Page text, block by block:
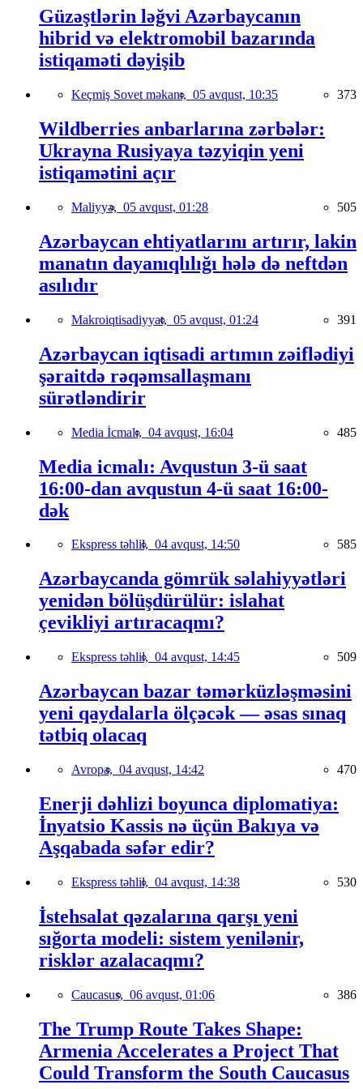
Güzəştlərin ləğvi Azərbaycanın
hibrid və elektromobil bazarında
istiqaməti dəyişib
Keçmiş Sovet məkanı, 05 avqust, 10:35 373
Wildberries anbarlarına zərbələr:
Ukrayna Rusiyaya təzyiqin yeni
istiqamətini açır
Maliyyə, 05 avqust, 01:28 505
Azərbaycan ehtiyatlarını artırır, lakin
manatın dayanıqlılığı hələ də neftdən
asılıdır
Makroiqtisadiyyat, 05 avqust, 01:24 391
Azərbaycan iqtisadi artımın zəiflədiyi
şəraitdə rəqəmsallaşmanı
sürətləndirir
Media İcmalı, 04 avqust, 16:04 485
Media icmalı: Avqustun 3-ü saat
16:00-dan avqustun 4-ü saat 16:00-
dək
Ekspress təhlil, 04 avqust, 14:50 585
Azərbaycanda gömrük səlahiyyətləri
yenidən bölüşdürülür: islahat
çevikliyi artıracaqmı?
Ekspress təhlil, 04 avqust, 14:45 509
Azərbaycan bazar təmərküzləşməsini
yeni qaydalarla ölçəcək — əsas sınaq
tətbiq olacaq
Avropa, 04 avqust, 14:42 470
Enerji dəhlizi boyunca diplomatiya:
İnyatsio Kassis nə üçün Bakıya və
Aşqabada səfər edir?
Ekspress təhlil, 04 avqust, 14:38 530
İstehsalat qəzalarına qarşı yeni
sığorta modeli: sistem yenilənir,
risklər azalacaqmı?
Caucasus, 06 avqust, 01:06 386
The Trump Route Takes Shape:
Armenia Accelerates a Project That
Could Transform the South Caucasus